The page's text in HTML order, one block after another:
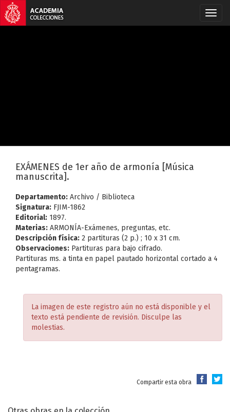
EXÁMENES de 1er año de armonía [Música
manuscrita].
Departamento: Archivo / Biblioteca
Signatura: FJIM-1862
Editorial: 1897.
Materias: ARMONÍA-Exámenes, preguntas, etc.
Descripción física: 2 partituras (2 p.) ; 10 x 31 cm.
Observaciones: Partituras para bajo cifrado.
Partituras ms. a tinta en papel pautado horizontal cortado a 4
pentagramas.
La imagen de este registro aún no está disponible y el
texto está pendiente de revisión. Disculpe las
molestias.
Compartir esta obra